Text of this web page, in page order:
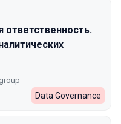
Data Governance